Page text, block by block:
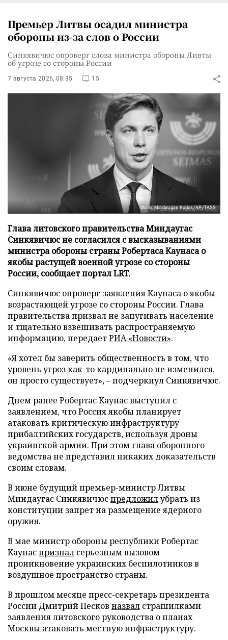
Премьер Литвы осадил министра
обороны из-за слов о России
Синкявичюс опроверг слова министра обороны Ливты
об угрозе со стороны России
7 августа 2026, 08:35 15
Фото: Mindaugas Kulbis/AP/TASS
Глава литовского правительства Миндаугас
Синкявичюс не согласился с высказываниями
министра обороны страны Робертаса Каунаса о
якобы растущей военной угрозе со стороны
России, сообщает портал LRT.
Синкявичюс опроверг заявления Каунаса о якобы
возрастающей угрозе со стороны России. Глава
правительства призвал не запугивать население
и тщательно взвешивать распространяемую
информацию, передаетРИА «Новости».
«Я хотел бы заверить общественность в том, что
уровень угроз как-то кардинально не изменился,
он просто существует», – подчеркнул Синкявичюс.
Днем ранее Робертас Каунас выступил с
заявлением, что Россия якобы планирует
атаковать критическую инфраструктуру
прибалтийских государств, используя дроны
украинской армии. При этом глава оборонного
ведомства не представил никаких доказательств
своим словам.
В июне будущий премьер-министр Литвы
Миндаугас Синкявичюспредложилубрать из
конституции запрет на размещение ядерного
оружия.
В мае министр обороны республики Робертас
Каунаспризнал серьезным вызовом
проникновение украинских беспилотников в
воздушное пространство страны.
В прошлом месяце пресс-секретарь президента
России Дмитрий Песков назвал страшилками
заявления литовского руководства о планах
Москвы атаковать местную инфраструктуру.